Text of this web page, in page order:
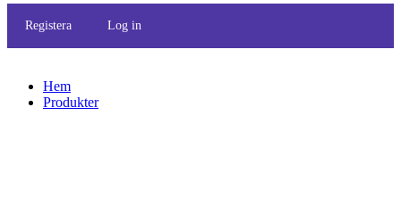
Registera Log in
Hem
Produkter